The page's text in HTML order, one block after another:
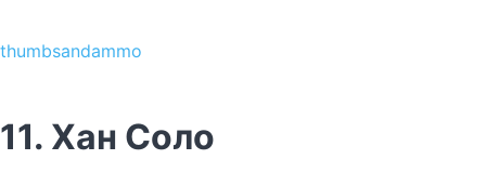
thumbsandammo
11. Хан Соло